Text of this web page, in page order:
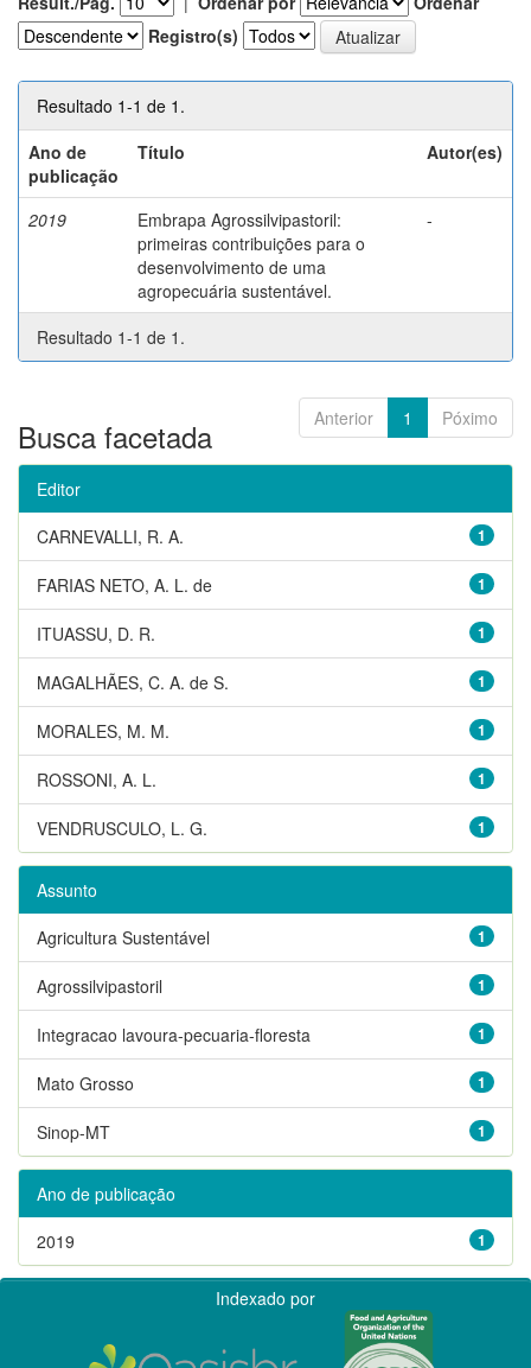
Registro(s)
Resultado 1-1 de 1.
Ano de
publicação
Título Autor(es)
2019
Embrapa Agrossilvipastoril:
primeiras contribuições para o
desenvolvimento de uma
agropecuária sustentável.
-
Resultado 1-1 de 1.
Anterior 1 Póximo
Busca facetada
Editor
1
CARNEVALLI, R. A.
1
FARIAS NETO, A. L. de
1
ITUASSU, D. R.
1
MAGALHÃES, C. A. de S.
1
MORALES, M. M.
1
ROSSONI, A. L.
1
VENDRUSCULO, L. G.
Assunto
1
Agricultura Sustentável
1
Agrossilvipastoril
1
Integracao lavoura-pecuaria-floresta
1
Mato Grosso
1
Sinop-MT
Ano de publicação
1
2019
Indexado por